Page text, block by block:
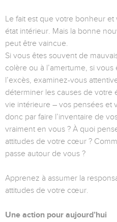
Le fait est que votre bonheur
état intérieur. Mais la bonne
peut être vaincue.
Si vous êtes souvent de
colère ou à l’amertume, si
l’excès, examinez-vous
déterminer les causes de votre
vie intérieure – vos pensées et
donc par faire l’inventaire de
vraiment en vous ? À quoi
attitudes de votre cœur ?
passe autour de vous ?
Apprenez à assumer la
attitudes de votre cœur.
Une action pour aujourd’hui